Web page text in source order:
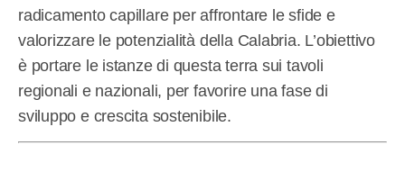
radicamento capillare per affrontare le sfide e
valorizzare le potenzialità della Calabria. L’obiettivo
è portare le istanze di questa terra sui tavoli
regionali e nazionali, per favorire una fase di
sviluppo e crescita sostenibile.